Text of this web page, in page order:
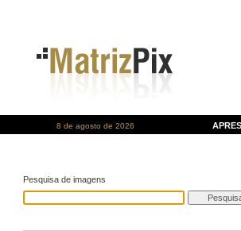
8 de agosto de 2026
Pesquisa de imagens